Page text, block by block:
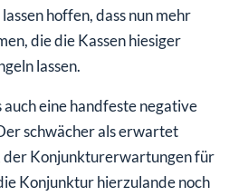
hoffen, dass nun mehr
die die Kassen hiesiger
lassen.
eine handfeste negative
schwächer als erwartet
der Konjunkturerwartungen für
Konjunktur hierzulande noch